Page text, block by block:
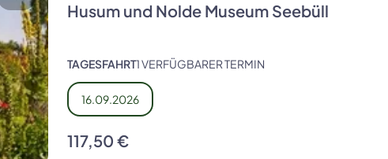
Husum und Nolde Museum Seebüll
TAGESFAHRT1 VERFÜGBARER TERMIN
16.09.2026
117,50 €